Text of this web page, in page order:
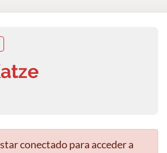
conectado para acceder a